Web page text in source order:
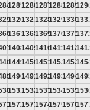
12851286128712881289
13261327132813291330
13671368136913701371
14081409141014111412
14491450145114521453
14901491149214931494
15311532153315341535
15721573157415751576